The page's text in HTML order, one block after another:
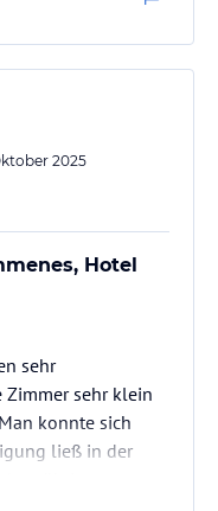
vertretbaren
über den
kann.
berichtet.
2025
Hotel
sehr
sehr klein
konnte sich
ließ in der